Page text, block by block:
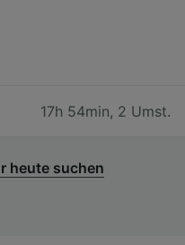
17h 54min, 2 Umst.
heute suchen